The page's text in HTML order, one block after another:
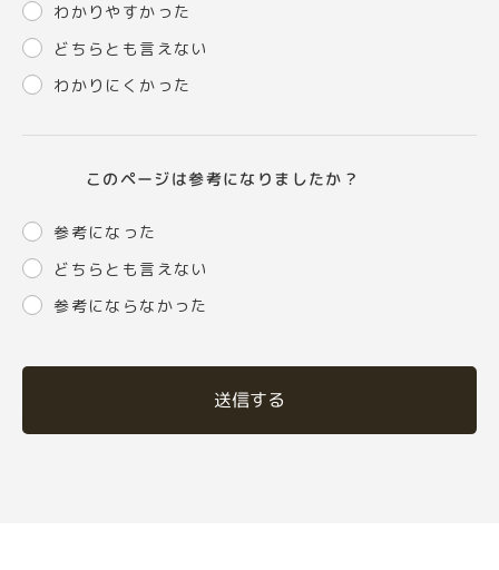
わかりやすかった
どちらとも言えない
わかりにくかった
このページは参考になりましたか？
参考になった
どちらとも言えない
参考にならなかった
送信する